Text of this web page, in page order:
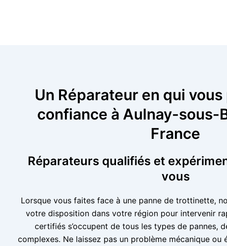
Un Réparateur en qui
confiance à Aulnay-sous-
France
Réparateurs qualifiés et
vous
Lorsque vous faites face à une panne de trottinette,
votre disposition dans votre région pour intervenir
certifiés s’occupent de tous les types de pannes,
complexes. Ne laissez pas un problème mécanique